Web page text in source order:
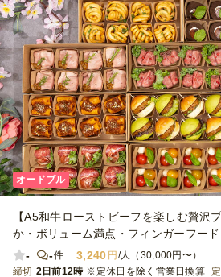
オードブル
【A5和牛ローストビーフを楽しむ贅沢
か・ボリューム満点・フィンガーフー
-
-件 3,240 円 /人（30,000円〜）
締切 2日前12時 ※定休日を除く営業日換算